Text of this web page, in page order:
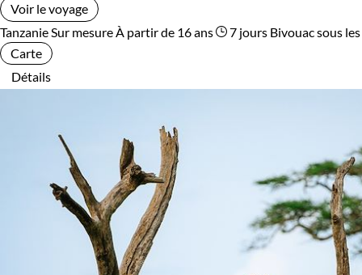
Voir le voyage
TanzanieSur mesureÀ partir de 16 ans 7 jours Bivouac sous
Carte
Détails